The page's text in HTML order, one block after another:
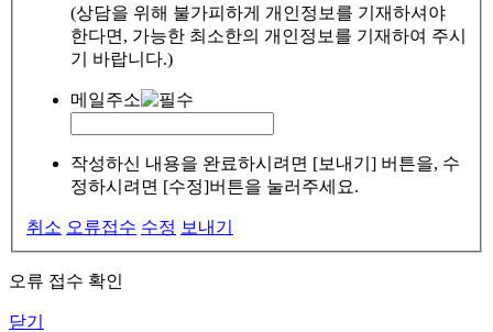
(상담을 위해 불가피하게 개인정보를 기재하셔야
한다면, 가능한 최소한의 개인정보를 기재하여 주시
기 바랍니다.)
메일주소
작성하신 내용을 완료하시려면 [보내기] 버튼을, 수
정하시려면 [수정]버튼을 눌러주세요.
취소 오류접수 수정 보내기
오류 접수 확인
닫기